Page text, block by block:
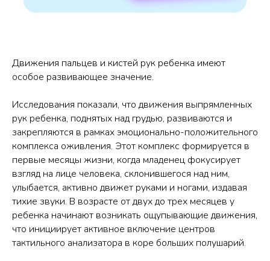
Движения пальцев и кистей рук ребенка имеют
особое развивающее значение.
Исследования показали, что движения выпрямленных
рук ребенка, поднятых над грудью, развиваются и
закрепляются в рамках эмоционально-положительного
комплекса оживления. Этот комплекс формируется в
первые месяцы жизни, когда младенец фокусирует
взгляд на лице человека, склонившегося над ним,
улыбается, активно движет руками и ногами, издавая
тихие звуки. В возрасте от двух до трех месяцев у
ребенка начинают возникать ощупывающие движения,
что инициирует активное включение центров
тактильного анализатора в коре больших полушарий.